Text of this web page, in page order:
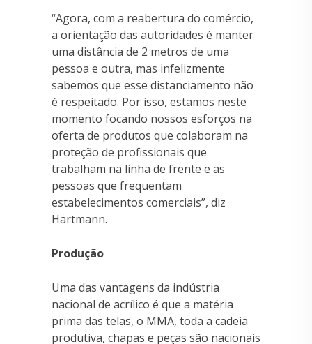
“Agora, com a reabertura do comércio,
a orientação das autoridades é manter
uma distância de 2 metros de uma
pessoa e outra, mas infelizmente
sabemos que esse distanciamento não
é respeitado. Por isso, estamos neste
momento focando nossos esforços na
oferta de produtos que colaboram na
proteção de profissionais que
trabalham na linha de frente e as
pessoas que frequentam
estabelecimentos comerciais”, diz
Hartmann.
Produção
Uma das vantagens da indústria
nacional de acrílico é que a matéria
prima das telas, o MMA, toda a cadeia
produtiva, chapas e peças são nacionais